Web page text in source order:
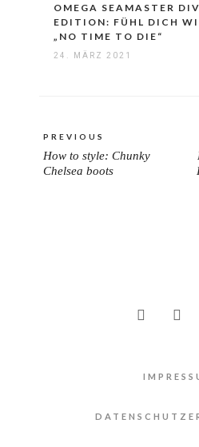
OMEGA SEAMASTER
EDITION: FÜHL DICH
„NO TIME TO DIE“
24. MÄRZ 2021
PREVIOUS
PREVIOUS
How to style: Chunky
Chelsea boots